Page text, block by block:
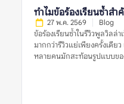
ได้แสดง อย่างไรก็ตาม รูปจา
อาจถ่ายในวันที่แสงไม่ดี มุมไ
ดังนั้น การเปรียบเทียบรูปทั้งส
ฝ่ายใดฝ่ายหนึ่งทั้งหมด […]
ทำไมข้อร้องเรียนซ้ำส
27 พ.ค. 2569 Blog
ข้อร้องเรียนซ้ำในรีวิวพูลวิล
มากกว่ารีวิวแย่เพียงครั้งเดีย
หลายคนมักสะท้อนรูปแบบขอ